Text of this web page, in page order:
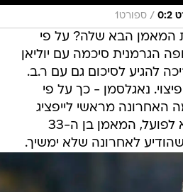
/ ספורט1
המאמן הבא שלה? על פי
הגרמנית סיכמה עם יוליאן
להגיע לסיכום גם עם ר.ב.
נאגלסמן - כך על פי
האחרונה מראשי לייפציג
לעזוב. אם המהלך ייצא לפועל, המאמן בן ה-33
לאחרונה שלא ימשיך.